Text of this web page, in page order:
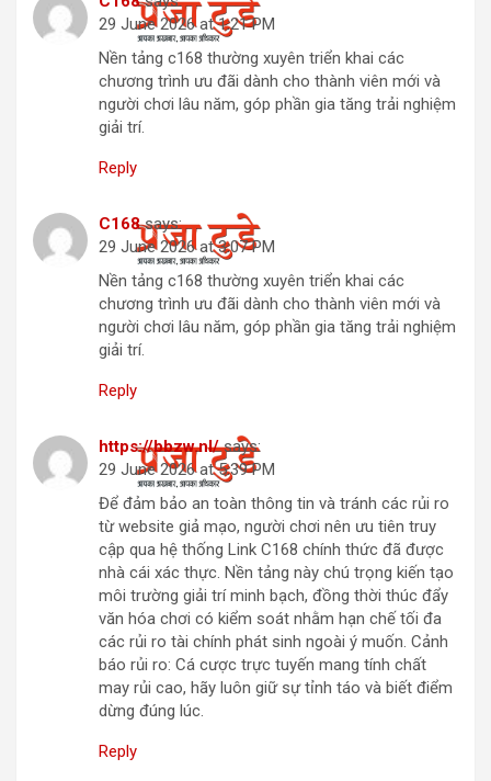
29 June 2026 at 1:21 PM
Nền tảng c168 thường xuyên triển khai các
chương trình ưu đãi dành cho thành viên mới và
người chơi lâu năm, góp phần gia tăng trải nghiệm
giải trí.
Reply
C168 says:
29 June 2026 at 3:07 PM
Nền tảng c168 thường xuyên triển khai các
chương trình ưu đãi dành cho thành viên mới và
người chơi lâu năm, góp phần gia tăng trải nghiệm
giải trí.
Reply
https://bbzw.nl/ says:
29 June 2026 at 5:39 PM
Để đảm bảo an toàn thông tin và tránh các rủi ro
từ website giả mạo, người chơi nên ưu tiên truy
cập qua hệ thống Link C168 chính thức đã được
nhà cái xác thực. Nền tảng này chú trọng kiến tạo
môi trường giải trí minh bạch, đồng thời thúc đẩy
văn hóa chơi có kiểm soát nhằm hạn chế tối đa
các rủi ro tài chính phát sinh ngoài ý muốn. Cảnh
báo rủi ro: Cá cược trực tuyến mang tính chất
may rủi cao, hãy luôn giữ sự tỉnh táo và biết điểm
dừng đúng lúc.
Reply